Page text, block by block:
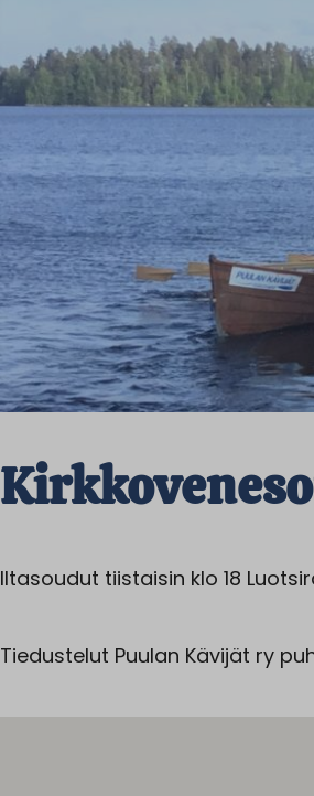
Iltasoudut tiistaisin klo 18
Tiedustelut Puulan Kävijät ry